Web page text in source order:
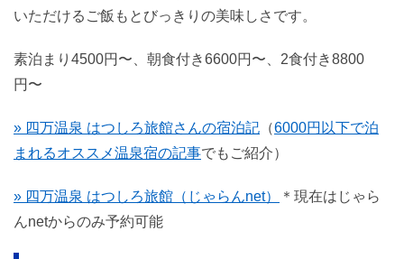
いただけるご飯もとびっきりの美味しさです。
素泊まり4500円〜、朝食付き6600円〜、2食付き8800
円〜
» 四万温泉 はつしろ旅館さんの宿泊記 （6000円以下で泊
まれるオススメ温泉宿の記事でもご紹介）
» 四万温泉 はつしろ旅館（じゃらんnet）
＊現在はじゃら
んnetからのみ予約可能